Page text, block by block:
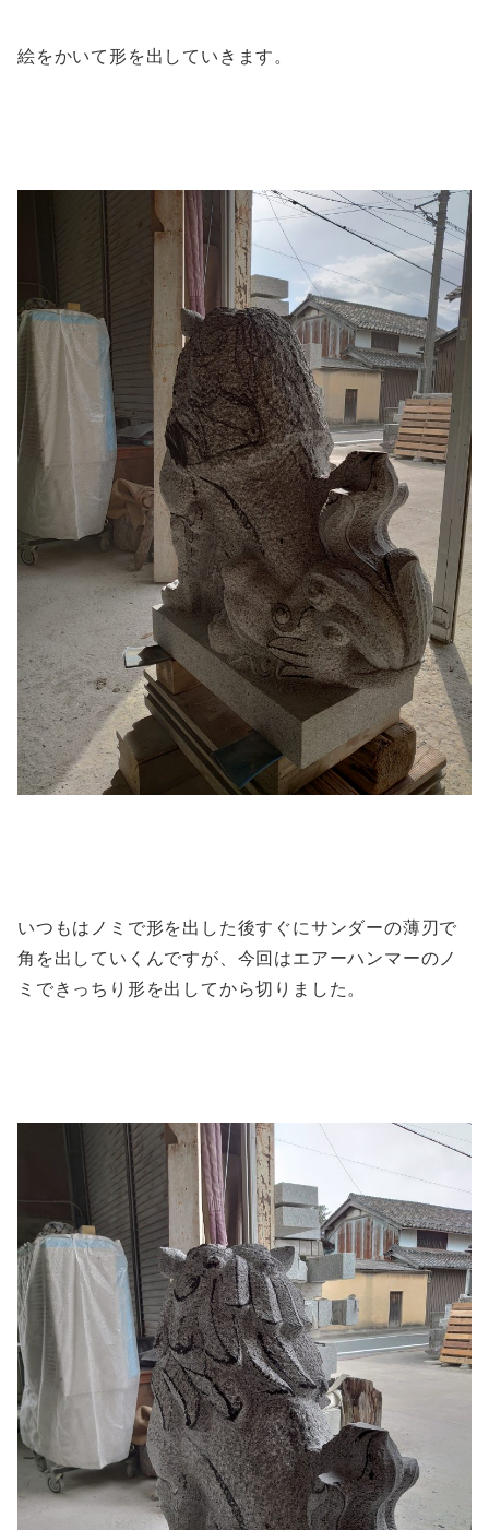
絵をかいて形を出していきます。
いつもはノミで形を出した後すぐにサンダーの薄刃で
角を出していくんですが、今回はエアーハンマーのノ
ミできっちり形を出してから切りました。